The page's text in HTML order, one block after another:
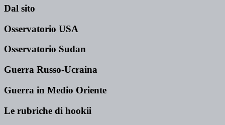
Dal sito
Osservatorio USA
Osservatorio Sudan
Guerra Russo-Ucraina
Guerra in Medio Oriente
Le rubriche di hookii